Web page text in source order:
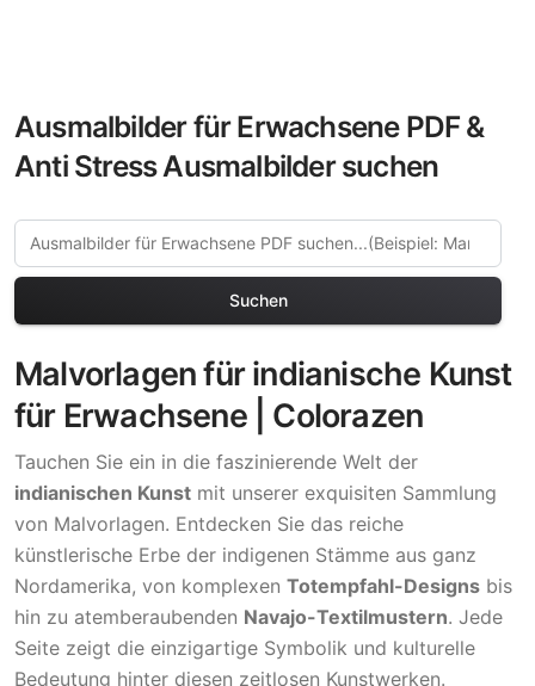
Ausmalbilder für Erwachsene PDF &
Anti Stress Ausmalbilder suchen
Suchen
Malvorlagen für indianische Kunst
für Erwachsene | Colorazen
Tauchen Sie ein in die faszinierende Welt der
indianischen Kunst mit unserer exquisiten Sammlung
von Malvorlagen. Entdecken Sie das reiche
künstlerische Erbe der indigenen Stämme aus ganz
Nordamerika, von komplexen Totempfahl-Designs bis
hin zu atemberaubenden Navajo-Textilmustern. Jede
Seite zeigt die einzigartige Symbolik und kulturelle
Bedeutung hinter diesen zeitlosen Kunstwerken.